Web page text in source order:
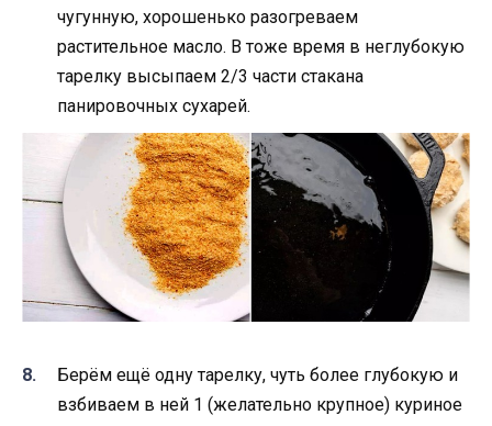
чугунную, хорошенько разогреваем
растительное масло. В тоже время в неглубокую
тарелку высыпаем 2/3 части стакана
панировочных сухарей.
Берём ещё одну тарелку, чуть более глубокую и
взбиваем в ней 1 (желательно крупное) куриное